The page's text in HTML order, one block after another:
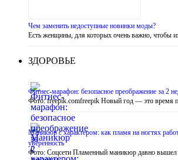
Чем заменить недоступные новинки моды?
Есть женщины, для которых очень важно, чтобы
ЗДОРОВЬЕ
Фитнес-марафон: безопасное преображение за 2
Фото: freepik.comfreepik Новый год — это время
Маникюр с характером: как пламя на ногтях
уверенность
Фото: Соцсети Пламенный маникюр давно вышел